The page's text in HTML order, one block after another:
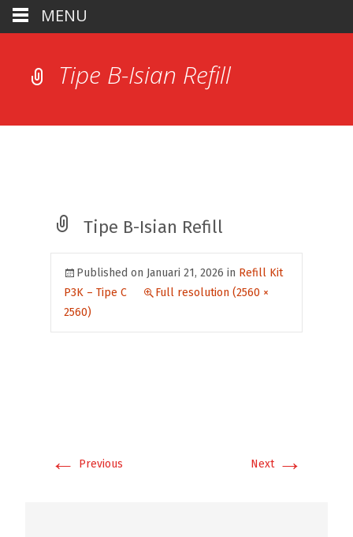
Tipe B-Isian Refill
Tipe B-Isian Refill
Published on Januari 21, 2026 in Refill Kit
P3K – Tipe C
Full resolution (2560 ×
2560)
← Previous Next →
MENU